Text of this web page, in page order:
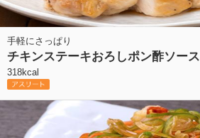
手軽にさっぱり
チキンステーキおろしポン酢ソース
318kcal